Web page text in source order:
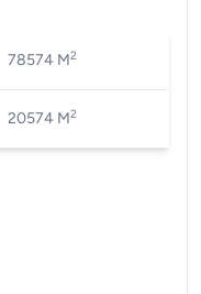
78574 M2
20574 M2